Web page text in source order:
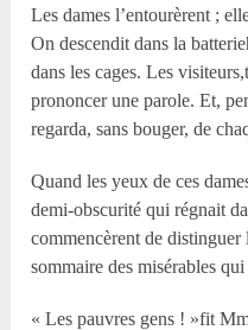
Les dames l’entourèrent ;
On descendit dans la
dans les cages. Les
prononcer une parole. Et,
regarda, sans bouger, de
Quand les yeux de ces
demi-obscurité qui régnait
commencèrent de distinguer
sommaire des misérables qui
« Les pauvres gens ! »fit